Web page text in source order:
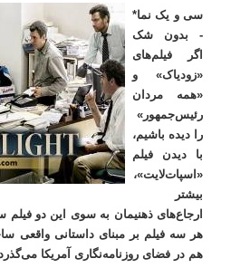
سی و یک نما*
- بدون شک
اگر فیلم‌های
«زودیاک» و
«همه مردان
رئیس‌جمهور»
را دیده باشیم،
با دیدن فیلم
«اسپات‌لایت»،
بیشتر
ارجاع‌های ذهنیمان به سوی این دو
هر سه فیلم بر مبنای داستانی واقعی
هم در فضای روزنامه‌نگاری آمریکا